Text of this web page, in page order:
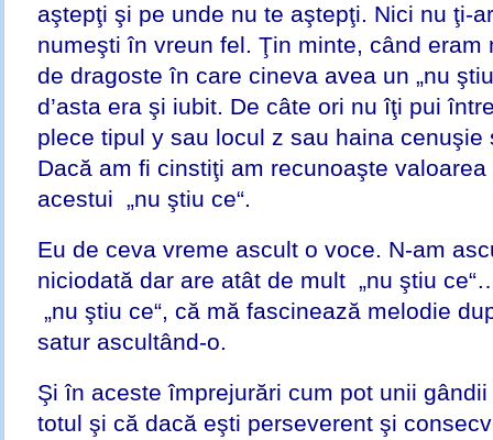
aştepţi şi pe unde nu te aştepţi. Nici nu ţi-
numeşti în vreun fel. Ţin minte, când eram
de dragoste în care cineva avea un „nu
d’asta era şi iubit. De câte ori nu îţi pui
plece tipul y sau locul z sau haina
Dacă am fi cinstiţi am recunoaşte
acestui „nu ştiu ce“.
Eu de ceva vreme ascult o voce. N-am
niciodată dar are atât de mult „nu ştiu
„nu ştiu ce“, că mă fascinează melodie
satur ascultând-o.
Şi în aceste împrejurări cum pot unii
totul şi că dacă eşti perseverent şi